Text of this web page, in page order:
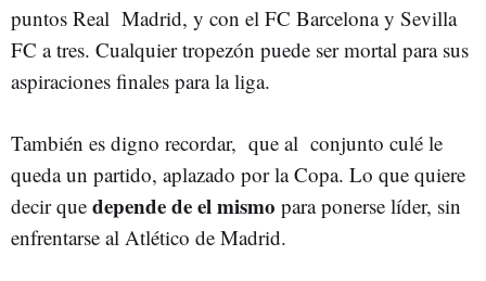
puntos Real Madrid, y con el FC Barcelona y Sevilla
FC a tres. Cualquier tropezón puede ser mortal para sus
aspiraciones finales para la liga.
También es digno recordar, que al conjunto culé le
queda un partido, aplazado por la Copa. Lo que quiere
decir que depende de el mismo para ponerse líder, sin
enfrentarse al Atlético de Madrid.